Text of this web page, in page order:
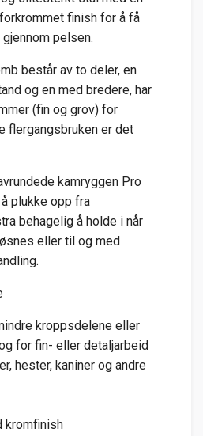
finish for å få
pelsen.
består av to deler, en
og en med bredere, har
(fin og grov) for
flergangsbruken er det
kamryggen Pro
plukke opp fra
behagelig å holde i når
eller til og med
kroppsdelene eller
for fin- eller detaljarbeid
hester, kaniner og andre
kromfinish